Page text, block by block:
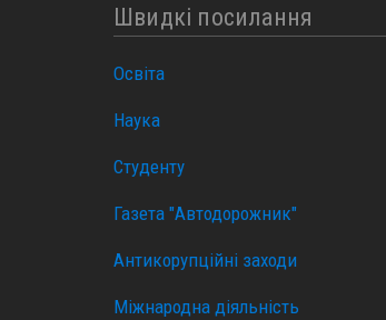
Швидкі посилання
Освіта
Наука
Студенту
Газета "Автодорожник"
Антикорупційні заходи
Міжнародна діяльність